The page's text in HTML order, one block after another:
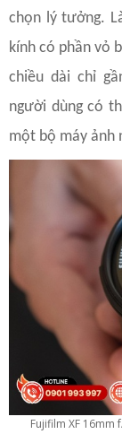
chọn lý tưởng.
kính có phần vỏ
chiều dài chỉ
người dùng có
một bộ máy ảnh
Fujifilm XF 16mm